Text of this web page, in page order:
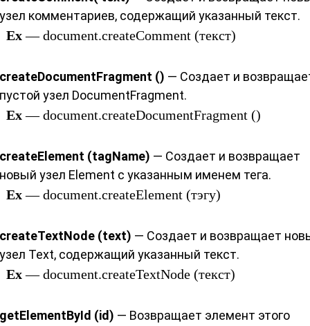
узел комментариев, содержащий указанный текст.
Ex— document.createComment (текст)
createDocumentFragment () — Создает и
пустой узел DocumentFragment.
Ex— document.createDocumentFragment ()
createElement (tagName) — Создает и возвращает
новый узел Element с указанным именем тега.
Ex— document.createElement (тэгу)
createTextNode (text) — Создает и возвращает
узел Text, содержащий указанный текст.
Ex— document.createTextNode (текст)
getElementById (id) — Возвращает элемент этого